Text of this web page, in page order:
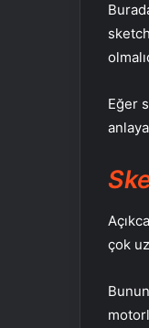
Eğer
çok